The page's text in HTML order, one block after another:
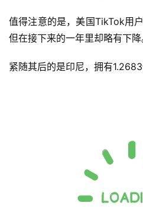
值得注意的是，美国TikTok用
但在接下来的一年里却略有下降
紧随其后的是印尼，拥有1.2683